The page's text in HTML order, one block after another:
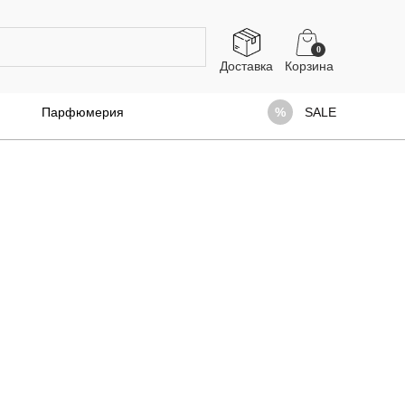
Доставка
0
Парфюмерия SALE